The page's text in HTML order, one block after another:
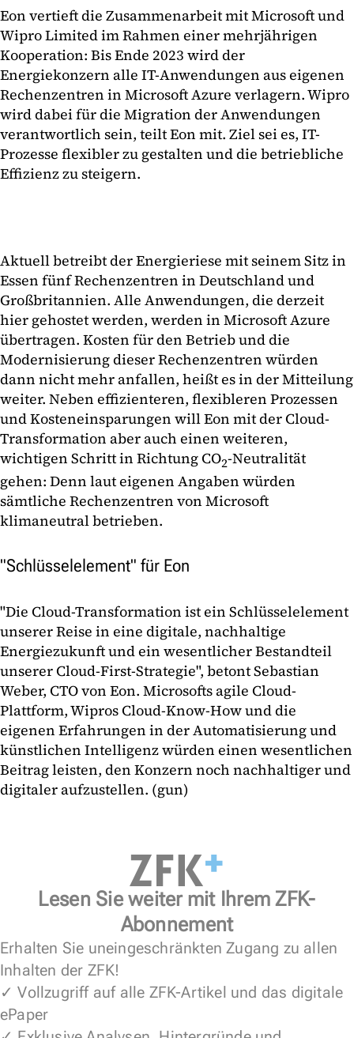
Eon vertieft die Zusammenarbeit mit Microsoft und
Wipro Limited im Rahmen einer mehrjährigen
Kooperation: Bis Ende 2023 wird der
Energiekonzern alle IT-Anwendungen aus eigenen
Rechenzentren in Microsoft Azure verlagern. Wipro
wird dabei für die Migration der Anwendungen
verantwortlich sein, teilt Eon mit. Ziel sei es, IT-
Prozesse flexibler zu gestalten und die betriebliche
Effizienz zu steigern.
Aktuell betreibt der Energieriese mit seinem Sitz in
Essen fünf Rechenzentren in Deutschland und
Großbritannien. Alle Anwendungen, die derzeit
hier gehostet werden, werden in Microsoft Azure
übertragen. Kosten für den Betrieb und die
Modernisierung dieser Rechenzentren würden
dann nicht mehr anfallen, heißt es in der Mitteilung
weiter. Neben effizienteren, flexibleren Prozessen
und Kosteneinsparungen will Eon mit der Cloud-
Transformation aber auch einen weiteren,
wichtigen Schritt in Richtung CO2-Neutralität
gehen: Denn laut eigenen Angaben würden
sämtliche Rechenzentren von Microsoft
klimaneutral betrieben.
"Schlüsselelement" für Eon
"Die Cloud-Transformation ist ein Schlüsselelement
unserer Reise in eine digitale, nachhaltige
Energiezukunft und ein wesentlicher Bestandteil
unserer Cloud-First-Strategie", betont Sebastian
Weber, CTO von Eon. Microsofts agile Cloud-
Plattform, Wipros Cloud-Know-How und die
eigenen Erfahrungen in der Automatisierung und
künstlichen Intelligenz würden einen wesentlichen
Beitrag leisten, den Konzern noch nachhaltiger und
digitaler aufzustellen. (gun)
Lesen Sie weiter mit Ihrem ZFK-
Abonnement
Erhalten Sie uneingeschränkten Zugang zu allen
Inhalten der ZFK!
✓ Vollzugriff auf alle ZFK-Artikel und das digitale
ePaper